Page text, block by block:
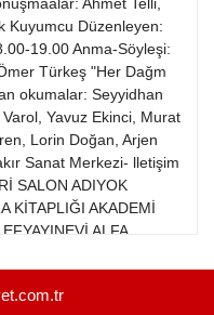
Kuyumcu Düzenleyen:
19.00 Anma-Söyleşi:
Türkeş "Her Dağm
okumalar: Seyyidhan
Yavuz Ekinci, Murat
Lorin Doğan, Arjen
Sanat Merkezi- lletişim
SALON ADIYOK
KİTAPLIĞI AKADEMİ
ALFA
DÜŞÜN DERGİSİ